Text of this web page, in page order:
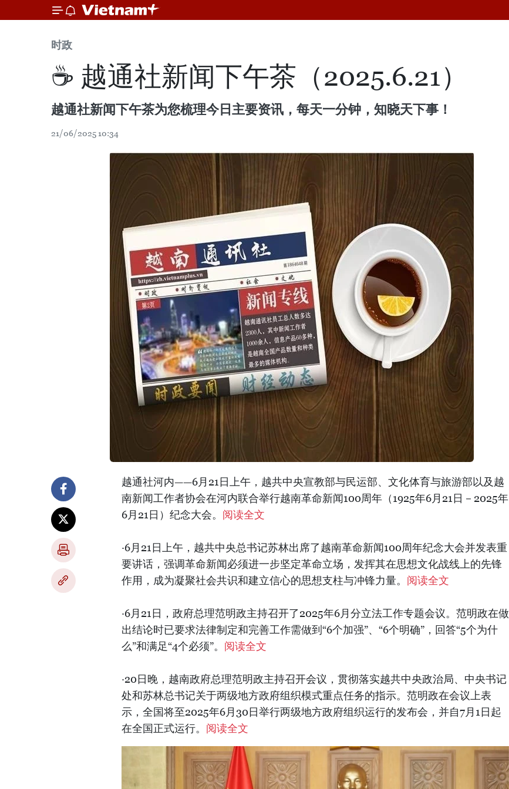
时政
☕️ 越通社新闻下午茶（2025.6.21）
越通社新闻下午茶为您梳理今日主要资讯，每天一分钟，知晓天下事！
21/06/2025 10:34
越通社河内——6月21日上午，越共中央宣教部与民运部、文化体育与旅游部以及越
南新闻工作者协会在河内联合举行越南革命新闻100周年（1925年6月21日－2025年
6月21日）纪念大会。 阅读全文
·6月21日上午，越共中央总书记苏林出席了越南革命新闻100周年纪念大会并发表重
要讲话，强调革命新闻必须进一步坚定革命立场，发挥其在思想文化战线上的先锋
作用，成为凝聚社会共识和建立信心的思想支柱与冲锋力量。 阅读全文
·6月21日，政府总理范明政主持召开了2025年6月分立法工作专题会议。范明政在做
出结论时已要求法律制定和完善工作需做到“6个加强”、“6个明确”，回答“5个为什
么”和满足“4个必须”。 阅读全文
·20日晚，越南政府总理范明政主持召开会议，贯彻落实越共中央政治局、中央书记
处和苏林总书记关于两级地方政府组织模式重点任务的指示。范明政在会议上表
示，全国将至2025年6月30日举行两级地方政府组织运行的发布会，并自7月1日起
在全国正式运行。 阅读全文